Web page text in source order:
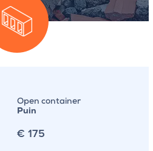
Open container
Puin
€ 175